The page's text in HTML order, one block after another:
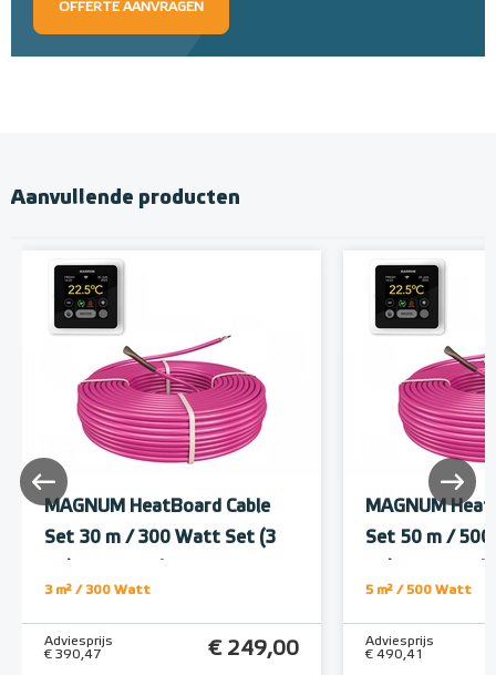
OFFERTE AANVRAGEN
Aanvullende producten
MAGNUM HeatBoard Cable
Set 30 m / 300 Watt Set (3
3 m² / 300 Watt
Adviesprijs
€ 390,47
€ 249,00
MAGNUM
Set 50 m /
5 m² / 500 Watt
Adviesprijs
€ 490,41